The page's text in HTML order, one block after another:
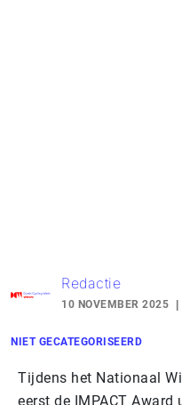
Redactie
10 NOVEMBER 2025
NIET GECATEGORISEERD
Tijdens het Nationaal
eerst de IMPACT